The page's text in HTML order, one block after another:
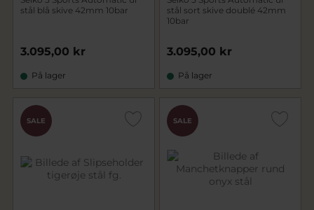
stål blå skive 42mm 10bar
3.095,00 kr
På lager
stål sort skive doublé 42mm
10bar
3.095,00 kr
På lager
SALE SALE